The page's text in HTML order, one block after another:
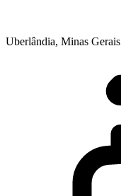
Uberlândia, Minas Gerais